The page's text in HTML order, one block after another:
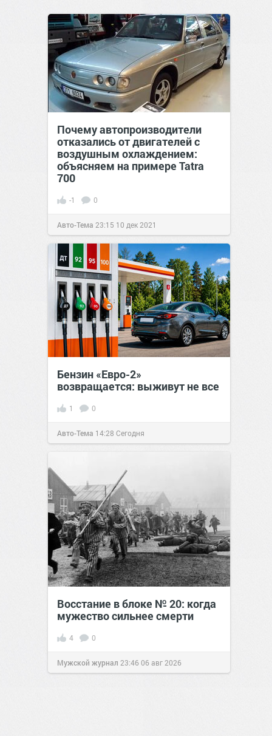
Почему автопроизводители
отказались от двигателей с
воздушным охлаждением:
объясняем на примере Tatra
700
-1 0
Авто-Тема 23:15 10 дек 2021
Бензин «Евро-2»
возвращается: выживут не все
1 0
Авто-Тема 14:28 Сегодня
Восстание в блоке № 20: когда
мужество сильнее смерти
4 0
Мужской журнал 23:4606 авг 2026